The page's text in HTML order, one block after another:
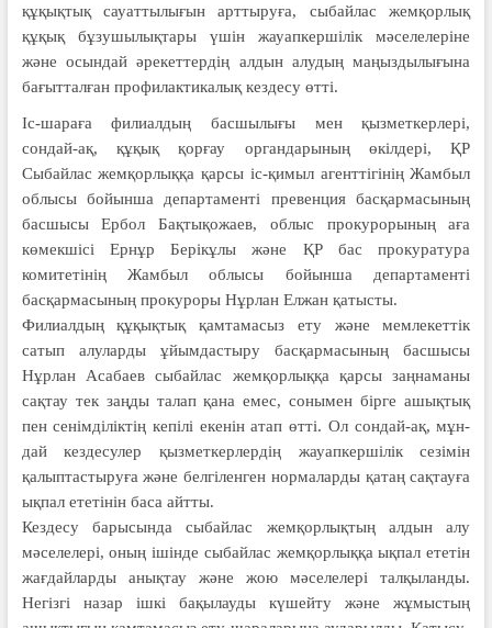
құқықтық сауаттылығын арттыруға, сыбайлас жемқорлық
құқық бұзушылықтары үшін жауапкершілік мәселелеріне
және осындай әрекеттердің алдын алудың маңыздылығына
бағытталған профилактикалық кездесу өтті.
Іс-шараға филиалдың басшылығы мен қызметкерлері,
сондай-ақ, құқық қорғау органдарының өкілдері, ҚР
Сыбайлас жемқорлыққа қарсы іс-қимыл агенттігінің Жамбыл
облысы бойынша департаменті превенция басқармасының
басшысы Ербол Бақтықожаев, облыс прокурорының аға
көмекшісі Ернұр Берікұлы және ҚР бас прокуратура
комитетінің Жамбыл облысы бойынша департаменті
басқармасының прокуроры Нұрлан Елжан қатысты.
Филиалдың құқықтық қамтамасыз ету және мемлекеттік
сатып алуларды ұйымдастыру басқармасының бас­шысы
Нұрлан Асабаев сыбайлас жем­қор­лыққа қарсы заңнаманы
сақтау тек заңды талап қана емес, сонымен бірге ашықтық
пен сенімділіктің кепілі екенін атап өтті. Ол сондай-ақ, мұн­
дай кездесулер қызметкерлердің жауап­кер­шілік сезімін
қалыптастыруға және белгіленген нормаларды қатаң сақтау­ға
ықпал ететінін баса айтты.
Кездесу барысында сыбайлас жемқор­лықтың алдын алу
мәселелері, оның ішінде сыбайлас жемқорлыққа ықпал ететін
жағдайларды анықтау және жою мәселелері талқыланды.
Негізгі назар ішкі бақылауды күшейту және жұмыстың